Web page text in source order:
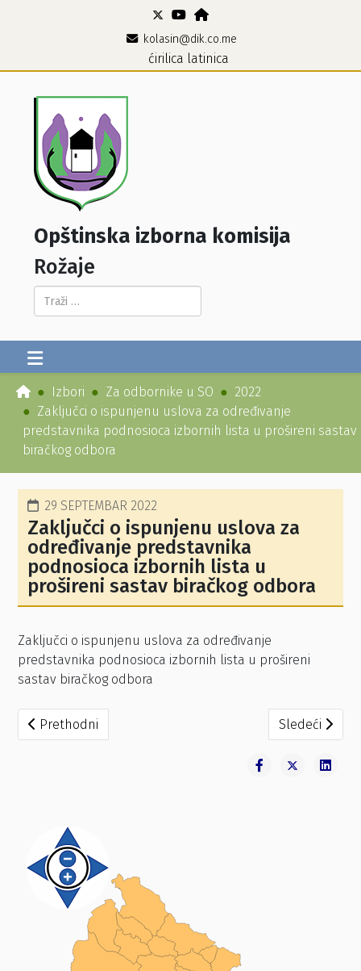
kolasin@dik.co.me
ćirilica latinica
Opštinska izborna komisija
Rožaje
Pretraga...
Izbori Za odbornike u SO
2022
Zaključci o ispunjenu uslova za određivanje
predstavnika podnosioca izbornih lista u prošireni sastav
biračkog odbora
29 SEPTEMBAR 2022
Zaključci o ispunjenu uslova za
određivanje predstavnika
podnosioca izbornih lista u
prošireni sastav biračkog odbora
Zaključci o ispunjenu uslova za određivanje
predstavnika podnosioca izbornih lista u prošireni
sastav biračkog odbora
Prethodni članak: Rješenje o ispunjavanju uslova za
Prethodni Sledeći
Sledeći